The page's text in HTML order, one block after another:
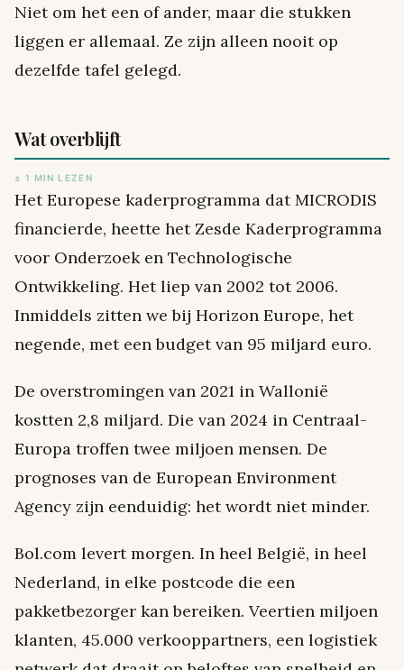
Niet om het een of ander, maar die stukken
liggen er allemaal. Ze zijn alleen nooit op
dezelfde tafel gelegd.
Wat overblijft
± 1 MIN LEZEN
Het Europese kaderprogramma dat MICRODIS
financierde, heette het Zesde Kaderprogramma
voor Onderzoek en Technologische
Ontwikkeling. Het liep van 2002 tot 2006.
Inmiddels zitten we bij Horizon Europe, het
negende, met een budget van 95 miljard euro.
De overstromingen van 2021 in Wallonië
kostten 2,8 miljard. Die van 2024 in Centraal-
Europa troffen twee miljoen mensen. De
prognoses van de European Environment
Agency zijn eenduidig: het wordt niet minder.
Bol.com levert morgen. In heel België, in heel
Nederland, in elke postcode die een
pakketbezorger kan bereiken. Veertien miljoen
klanten, 45.000 verkooppartners, een logistiek